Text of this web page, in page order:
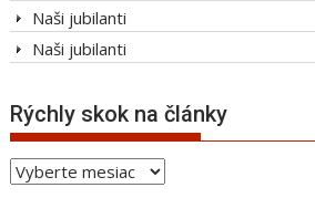
Naši jubilanti
Naši jubilanti
Rýchly skok na články
Rýchly